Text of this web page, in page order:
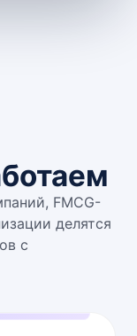
FMCG-
делятся
с